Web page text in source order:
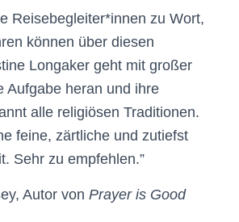
Reisebegleiter*innen zu Wort,
können über diesen
Longaker geht mit großer
Aufgabe heran und ihre
alle religiösen Traditionen.
feine, zärtliche und zutiefst
Sehr zu empfehlen.”
Autor von Prayer is Good